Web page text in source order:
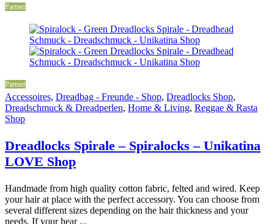
Partner
Partner
Accessoires, Dreadbag - Freunde - Shop, Dreadlocks Shop,
Dreadschmuck & Dreadperlen, Home & Living, Reggae & Rasta
Shop
Dreadlocks Spirale – Spiralocks – Unikatina
LOVE Shop
Handmade from high quality cotton fabric, felted and wired. Keep
your hair at place with the perfect accessory. You can choose from
several different sizes depending on the hair thickness and your
needs. If your hear ...